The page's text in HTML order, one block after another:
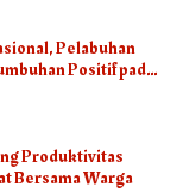
Pelabuhan
Positif pada
Produktivitas
Bersama Warga